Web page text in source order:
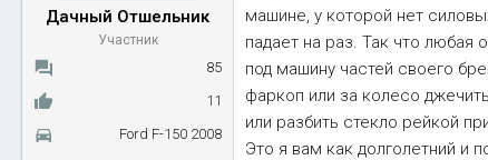
Дачный Отшельник
Участник
85
11
Ford F-150 2008
машине, у которой нет
падает на раз. Так что
под машину частей своего
фаркоп или за колесо
или разбить стекло рейкой
Это я вам как долголетний и